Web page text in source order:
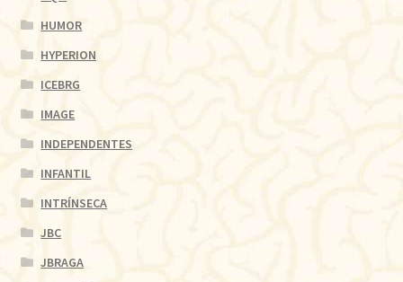
HUMOR
HYPERION
ICEBRG
IMAGE
INDEPENDENTES
INFANTIL
INTRÍNSECA
JBC
JBRAGA